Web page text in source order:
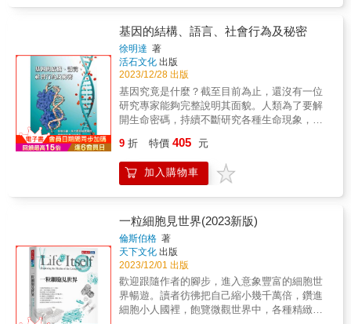
Collen），《我們只有10%是人類》（10%
Human）作者
焜
麼減肥會失敗？對身體多一分微觀的了解，才
質、疾病、新科技破解精密人體宇宙之生命奧
祕人體就像一個大型化學反應室，無數分子日
復一日默默進行著生化反應，以超效運作支應
人體種種生存與活動需求。生化學結合了生物
學與化學兩大領域，從分子層次研究生物如何
生存活動，探尋外部變化的根本原因，了解人
體內部各種機制的奧妙。隨著科技日新月異，
年AI興起，更是帶領人類幾乎能預測已知序列
的蛋白質結構或是提升新藥研發效能，無論是
醫藥、生技、食品營養各領域產業都因為生化
生化學基礎知識與切身相關的議題實際結合，
以日常生活中常見的基礎問題帶領讀者看見生
化學全貌，一同潛入微觀世界，輕鬆理解人體
運作基本原理，並引領思考嘗試拆解未知的疑
問帶來全新的發現。第三冊：圖解生命科學更
新版：生命是科技發展的原點、也是終極目
標 以實證科學打開生命之門，跨越無盡時空探
暢優美的散文，形成百科全書式的研究，讀起
來就如文學作品般扣人心弦。～《歐普拉日
報》（Oprah Daily） & ◆ 2023年美國PROSE
Awards生物與生命科學卓越獎 ◆ 2023年肖托
誇獎 ◆《經濟學人》、《歐普拉日報》、紐約
公共圖書館等評為「年度最佳書籍」 & 本書談
的是細胞的故事，是發現包括人類在內，所有
生物體都是由這些「基本粒子」構成的記述。
這是關於這些自主的生命單位
作，有條不紊地累積，能夠促成深奧形式的生
理功能：免疫、生殖、知覺、認知、修復，和
再生的故事。而反過來，它也是講述在細胞功
理&mdash;&mdash;細胞的功能障礙導致身體
功能失常，會是什麼樣的故事。最後，這是關
於我們對細胞生理學和病理學日漸深入的了解
如何引發生物學和醫學革命，促成革命性的醫
藥誕生，以及人類如何因這些醫藥而改變的故
事。 & 在《萬病之王》（The Emperor of All
Maladies）中，穆克吉寫到尋求治療或預防癌
基因的結構、語言、社會行為及秘密
徐明達 著
活石文化 出版
2023/12/28 出版
基因究竟是什麼？截至目前為止，還沒有一位
研究專家能夠完整說明其面貌。人類為了要解
開生命密碼，持續不斷研究各種生命現象，到
了解若干基因語言及社會行為，但仍然屬於類
似字典中的單字解釋的階段，無法看懂以基因
文字、符號和文法寫成的美妙生命文章，在這
9 折 特價 405 元
加入購物車
一粒細胞見世界(2023新版)
倫斯伯格 著
天下文化 出版
2023/12/01 出版
歡迎跟隨作者的腳步，進入意象豐富的細胞世
界暢遊。讀者彷彿把自己縮小幾千萬倍，鑽進
細胞小人國裡，飽覽微觀世界中，各種精緻的